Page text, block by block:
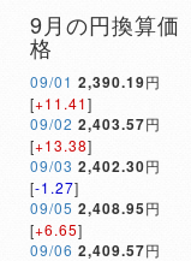
9月の円換算価
格
09/01 2,390.19円
[+11.41]
09/02 2,403.57円
[+13.38]
09/03 2,402.30円
[-1.27]
09/05 2,408.95円
[+6.65]
09/06 2,409.57円